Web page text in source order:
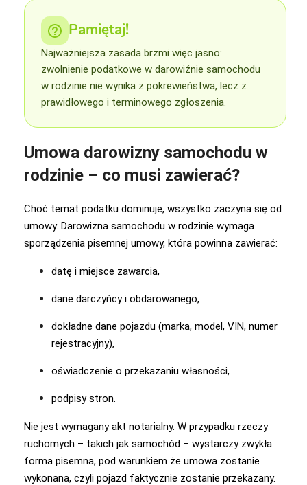
Pamiętaj!
Najważniejsza zasada brzmi więc jasno:
zwolnienie podatkowe w darowiźnie samochodu
w rodzinie nie wynika z pokrewieństwa, lecz z
prawidłowego i terminowego zgłoszenia.
Umowa darowizny samochodu w
rodzinie – co musi zawierać?
Choć temat podatku dominuje, wszystko zaczyna się od
umowy. Darowizna samochodu w rodzinie wymaga
sporządzenia pisemnej umowy, która powinna zawierać:
datę i miejsce zawarcia,
dane darczyńcy i obdarowanego,
dokładne dane pojazdu (marka, model, VIN, numer
rejestracyjny),
oświadczenie o przekazaniu własności,
podpisy stron.
Nie jest wymagany akt notarialny. W przypadku rzeczy
ruchomych – takich jak samochód – wystarczy zwykła
forma pisemna, pod warunkiem że umowa zostanie
wykonana, czyli pojazd faktycznie zostanie przekazany.